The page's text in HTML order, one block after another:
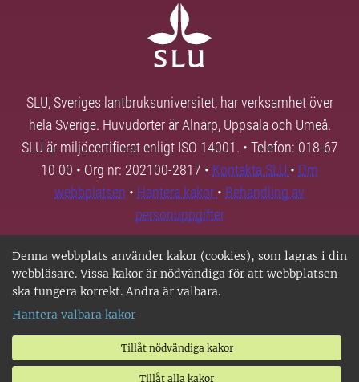
Denna webbplats använder kakor (cookies), som lagras i din
webbläsare. Vissa kakor är nödvändiga för att webbplatsen
ska fungera korrekt. Andra är valbara.
Hantera valbara kakor
Tillåt nödvändiga kakor
Tillåt alla kakor
SLU, Sveriges lantbruksuniversitet, har verksamhet över
hela Sverige. Huvudorter är Alnarp, Uppsala och Umeå.
SLU är miljöcertifierat enligt ISO 14001. • Telefon: 018-67
10 00 • Org nr: 202100-2817 • Kontakta SLU • Om
webbplatsen • Hantera kakor • Behandling av
personuppgifter